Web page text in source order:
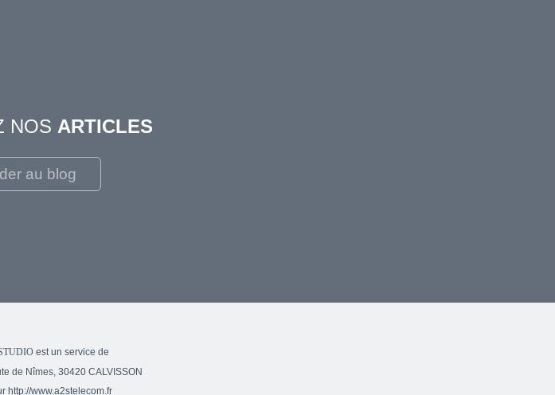
NOS ARTICLES
au blog
est un service de
de Nîmes, 30420 CALVISSON
http://www.a2stelecom.fr